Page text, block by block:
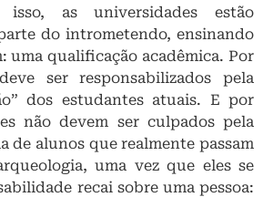
isso, as universidades estão
do intrometendo, ensinando
uma qualificação acadêmica. Por
ser responsabilizados pela
dos estudantes atuais. E por
não devem ser culpados pela
de alunos que realmente passam
uma vez que eles se
recai sobre uma pessoa: